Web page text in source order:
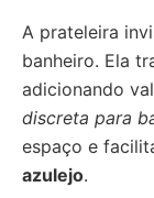
A prateleira
banheiro. Ela
adicionando
discreta para
espaço e
azulejo.